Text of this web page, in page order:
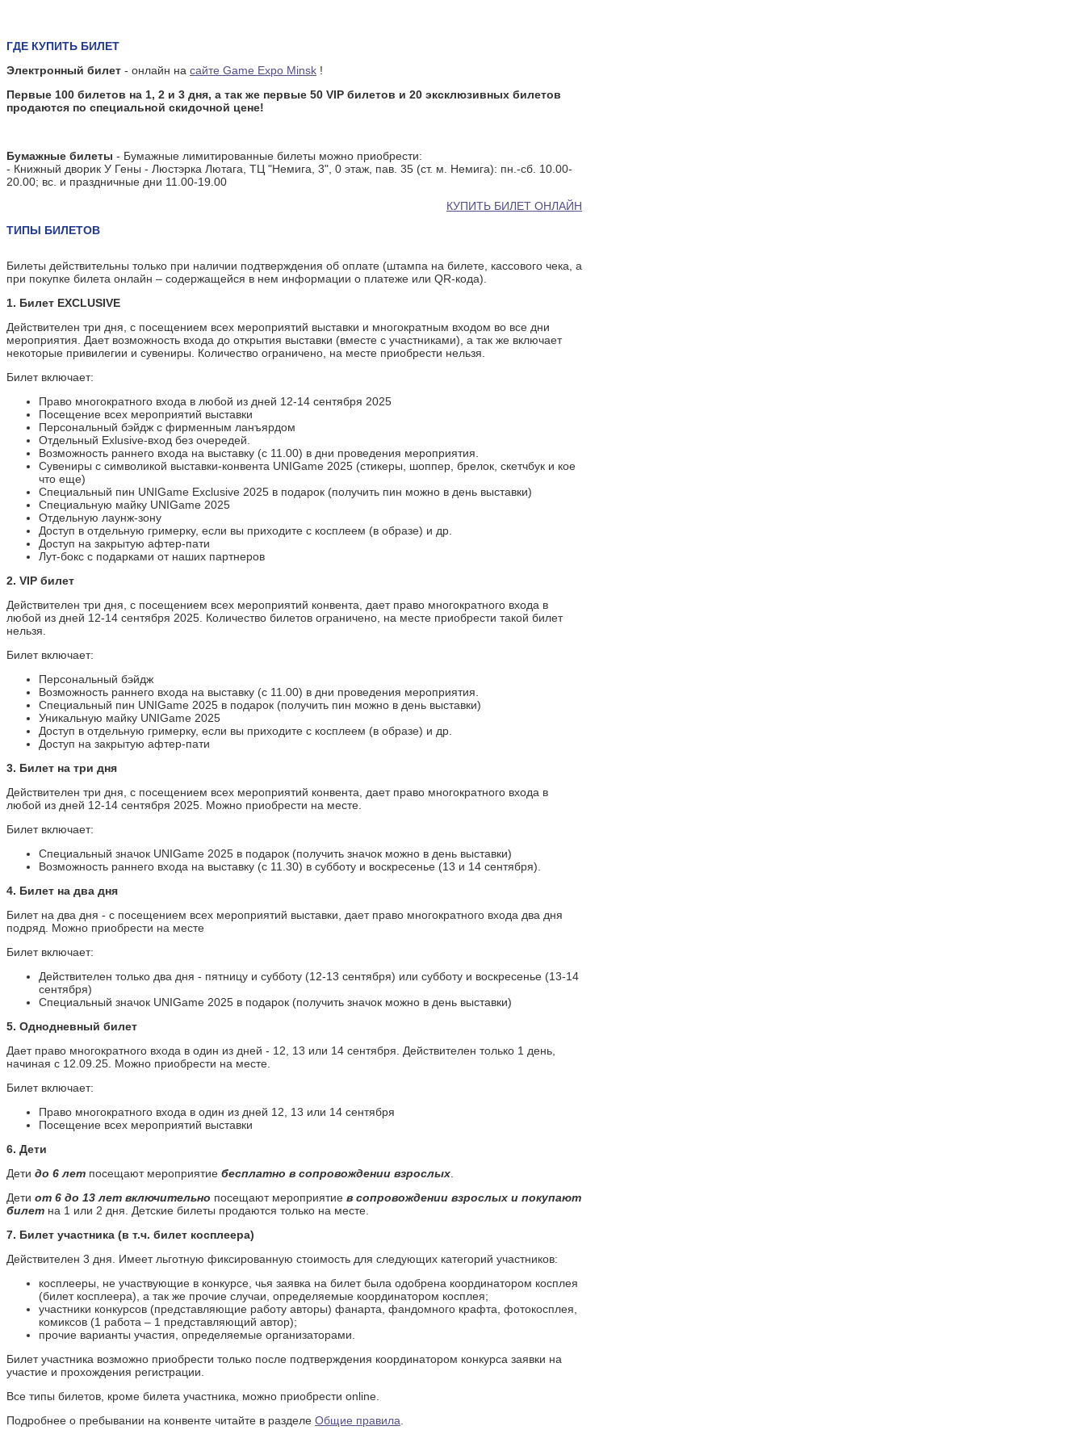
билета онлайн – содержащейся
или QR-кода).
1. Билет EXCLUSIVE
входом во все дни мероприятия.
Дает возможность входа до
открытия выставки (вместе с
ограничено, на месте
Билет включает:
Право многократного
входа в любой из дней 12-
14 сентября 2025
Посещение всех
мероприятий выставки
Персональный бэйдж с
фирменным ланъярдом
без очередей.
Возможность раннего
входа на выставку (с
11.00) в дни проведения
мероприятия.
Сувениры с символикой
выставки-конвента
UNIGame 2025 (стикеры,
шоппер, брелок, скетчбук
и кое что еще)
Специальный пин
UNIGame Exclusive 2025 в
подарок (получить пин
Специальную майку
Отдельную лаунж-зону
Доступ в отдельную
гримерку, если вы
образе) и др.
афтер-пати
Лут-бокс с подарками от
наших партнеров
2. VIP билет
посещением всех мероприятий
многократного входа в любой из
дней 12-14 сентября 2025.
Количество билетов ограничено,
на месте приобрести такой
билет нельзя.
Билет включает:
Персональный бэйдж
Возможность раннего
входа на выставку (с
11.00) в дни проведения
мероприятия.
UNIGame 2025 в подарок
(получить пин можно в
день выставки)
UNIGame 2025
гримерку, если вы
приходите с косплеем (в
Доступ на закрытую
3. Билет на три дня
Действителен три дня, с
конвента, дает право
многократного входа в любой из
дней 12-14 сентября 2025.
Можно приобрести на месте.
Билет включает:
Специальный значок
UNIGame 2025 в подарок
(получить значок можно в
день выставки)
Возможность раннего
входа на выставку (с
11.30) в субботу и
воскресенье (13 и 14
сентября).
4. Билет на два дня
Билет на два дня - с
посещением всех мероприятий
ГДЕ КУПИТЬ БИЛЕТ
Электронный билет - онлайн на сайте Game Expo Minsk !
Первые 100 билетов на 1, 2 и 3 дня, а так же первые 50 VIP билетов и 20 эксклюзивных билетов
продаются по специальной скидочной цене!
Бумажные билеты - Бумажные лимитированные билеты можно приобрести:
- Книжный дворик У Гены - Люстэрка Лютага, ТЦ "Немига, 3", 0 этаж, пав. 35 (ст. м. Немига): пн.-сб. 10.00-
20.00; вс. и праздничные дни 11.00-19.00
КУПИТЬ БИЛЕТ ОНЛАЙН
ТИПЫ БИЛЕТОВ
Билеты действительны только при наличии подтверждения об оплате (штампа на билете, кассового чека, а
при покупке билета онлайн – содержащейся в нем информации о платеже или QR-кода).
1. Билет EXCLUSIVE
Действителен три дня, с посещением всех мероприятий выставки и многократным входом во все дни
мероприятия. Дает возможность входа до открытия выставки (вместе с участниками), а так же включает
некоторые привилегии и сувениры. Количество ограничено, на месте приобрести нельзя.
Билет включает:
Право многократного входа в любой из дней 12-14 сентября 2025
Посещение всех мероприятий выставки
Персональный бэйдж с фирменным ланъярдом
Отдельный Exlusive-вход без очередей.
Возможность раннего входа на выставку (с 11.00) в дни проведения мероприятия.
Сувениры с символикой выставки-конвента UNIGame 2025 (стикеры, шоппер, брелок, скетчбук и кое
что еще)
Специальный пин UNIGame Exclusive 2025 в подарок (получить пин можно в день выставки)
Специальную майку UNIGame 2025
Отдельную лаунж-зону
Доступ в отдельную гримерку, если вы приходите с косплеем (в образе) и др.
Доступ на закрытую афтер-пати
Лут-бокс с подарками от наших партнеров
2. VIP билет
Действителен три дня, с посещением всех мероприятий конвента, дает право многократного входа в
любой из дней 12-14 сентября 2025. Количество билетов ограничено, на месте приобрести такой билет
нельзя.
Билет включает:
Персональный бэйдж
Возможность раннего входа на выставку (с 11.00) в дни проведения мероприятия.
Специальный пин UNIGame 2025 в подарок (получить пин можно в день выставки)
Уникальную майку UNIGame 2025
Доступ в отдельную гримерку, если вы приходите с косплеем (в образе) и др.
Доступ на закрытую афтер-пати
3. Билет на три дня
Действителен три дня, с посещением всех мероприятий конвента, дает право многократного входа в
любой из дней 12-14 сентября 2025. Можно приобрести на месте.
Билет включает:
Специальный значок UNIGame 2025 в подарок (получить значок можно в день выставки)
Возможность раннего входа на выставку (с 11.30) в субботу и воскресенье (13 и 14 сентября).
4. Билет на два дня
Билет на два дня - с посещением всех мероприятий выставки, дает право многократного входа два дня
подряд. Можно приобрести на месте
Билет включает:
Действителен только два дня - пятницу и субботу (12-13 сентября) или субботу и воскресенье (13-14
сентября)
Специальный значок UNIGame 2025 в подарок (получить значок можно в день выставки)
5. Однодневный билет
Дает право многократного входа в один из дней - 12, 13 или 14 сентября. Действителен только 1 день,
начиная с 12.09.25. Можно приобрести на месте.
Билет включает:
Право многократного входа в один из дней 12, 13 или 14 сентября
Посещение всех мероприятий выставки
6. Дети
Дети до 6 лет посещают мероприятие бесплатно в сопровождении взрослых
Дети от 6 до 13 лет включительно посещают мероприятие в сопровождении взрослых и покупают
билет на 1 или 2 дня. Детские билеты продаются только на месте.
7. Билет участника (в т.ч. билет косплеера)
Действителен 3 дня. Имеет льготную фиксированную стоимость для следующих категорий участников:
косплееры, не участвующие в конкурсе, чья заявка на билет была одобрена координатором косплея
(билет косплеера), а так же прочие случаи, определяемые координатором косплея;
участники конкурсов (представляющие работу авторы) фанарта, фандомного крафта, фотокосплея,
комиксов (1 работа – 1 представляющий автор);
прочие варианты участия, определяемые организаторами.
Билет участника возможно приобрести только после подтверждения координатором конкурса заявки на
участие и прохождения регистрации.
Все типы билетов, кроме билета участника, можно приобрести online.
Подробнее о пребывании на конвенте читайте в разделе Общие правила